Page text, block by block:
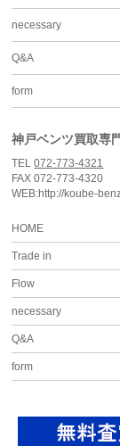
necessary
Q&A
form
神戸ベンツ買取専
TEL072-773-4321
FAX 072-773-4320
WEB:http://koube-
HOME
Trade in
Flow
necessary
Q&A
form
Copyright